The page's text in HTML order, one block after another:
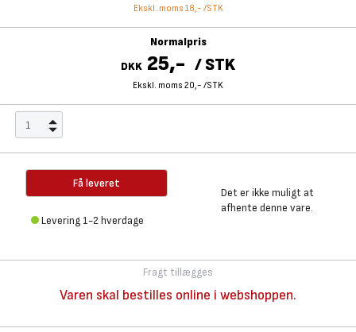
Ekskl. moms 18,- /STK
Normalpris
DKK 25,- /STK
Ekskl. moms 20,- /STK
Få leveret
Levering 1-2 hverdage
Det er ikke muligt at
afhente denne vare.
Fragt tillægges
Varen skal bestilles online i webshoppen.